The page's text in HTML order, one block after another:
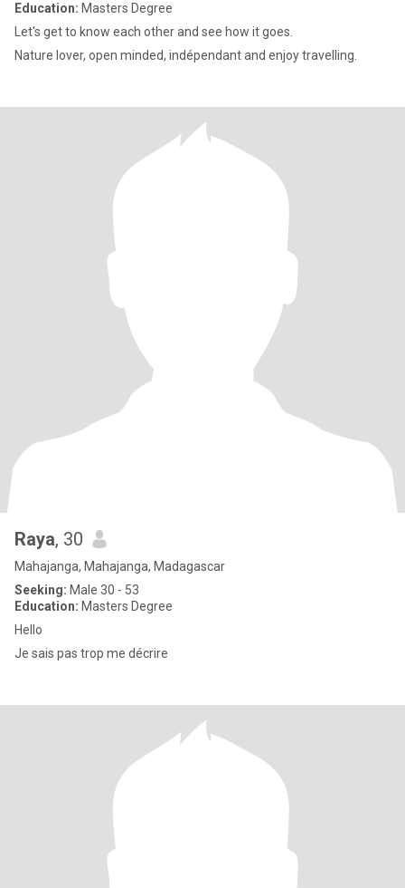
Education: Masters Degree
Let's get to know each other and see how it goes.
Nature lover, open minded, indépendant and enjoy travelling.
Raya, 30
Mahajanga, Mahajanga, Madagascar
Seeking: Male 30 - 53
Education: Masters Degree
Hello
Je sais pas trop me décrire